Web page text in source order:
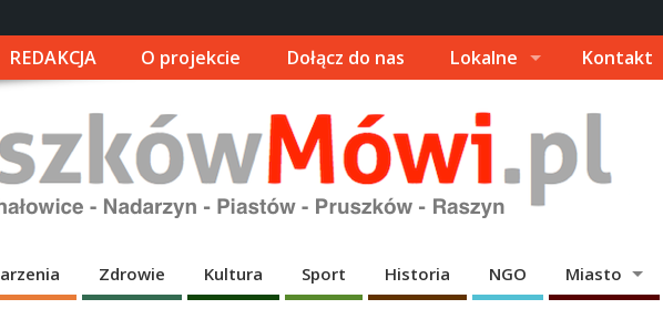
REDAKCJA O projekcie Dołącz do nas Lokalne Kontakt
Zdrowie Kultura Sport Historia NGO Miasto